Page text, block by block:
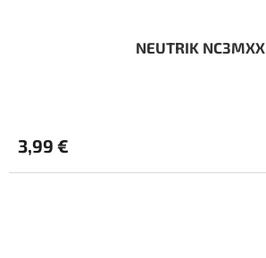
NEUTRIK NC3MXX
3,99 €